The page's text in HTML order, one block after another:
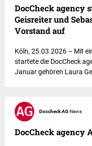
DocCheck agency
Geisreiter und
Vorstand auf
Köln, 25.03.2026 – Mit
startete die DocCheck
Januar gehören Laura
Doccheck AGNews
DocCheck agency